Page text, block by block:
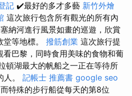
記 ✔️最好的多才多藝 新竹外燴
這次旅行包含所有觀光的所有內
納河進行風景如畫的巡遊，欣賞
等地標。 撥筋創業 這次旅行提
巴黎，同時食用美味的食物和葡
頓湖最大的帆船之一正在等待所
。 記帳士 推薦書 google seo
特殊的步行船從每天的第8位